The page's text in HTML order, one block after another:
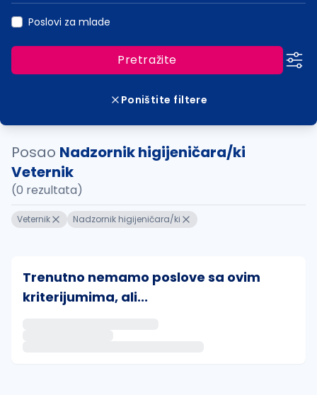
Poslovi za mlade
Pretražite
Poništite filtere
Posao Nadzornik higijeničara/ki
Veternik
(0 rezultata)
Veternik Nadzornik higijeničara/ki
Trenutno nemamo poslove sa ovim
kriterijumima, ali...